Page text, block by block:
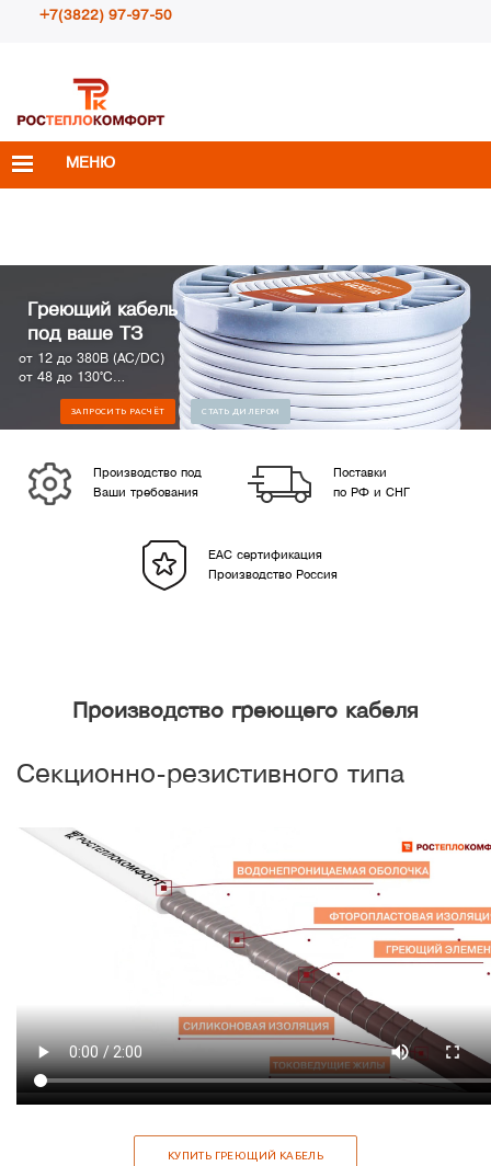
+7(3822) 97-97-50
info@rosteplokomfort.ru
МЕНЮ
Греющий кабель
под ваше ТЗ
от 12 до 380В (AC/DC)
от 48 до 130°С
от 8 до 70Вт/м
Инжиниринговое производство
ЗАПРОСИТЬ РАСЧЁТ СТАТЬ ДИЛЕРОМ
Производство под
Ваши требования
Поставки
по РФ и СНГ
EAC сертификация
Производство Россия
Производство греющего кабеля
Секционно-резистивного типа